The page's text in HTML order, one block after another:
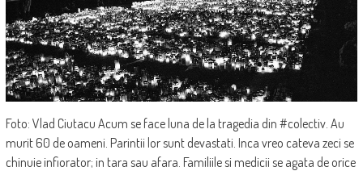
Foto: Vlad Ciutacu Acum se face luna de la tragedia din #colectiv. Au
murit 60 de oameni. Parintii lor sunt devastati. Inca vreo cateva zeci se
chinuie infiorator; in tara sau afara. Familiile si medicii se agata de orice